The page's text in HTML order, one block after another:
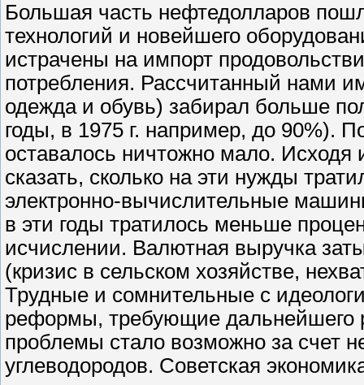
Большая часть нефтедолларов
технологий и новейшего
истрачены на импорт
потребления. Рассчитанный нами
одежда и обувь) забирал больше
годы, в 1975 г. например, до 90%).
оставалось ничтожно мало. Исходя
сказать, сколько на эти нужды
электронно-вычислительные
в эти годы тратилось меньше
исчислении. Валютная выручка
(кризис в сельском хозяйстве,
Трудные и сомнительные с
реформы, требующие дальнейшего
проблемы стало возможно за счет
углеводородов. Советская